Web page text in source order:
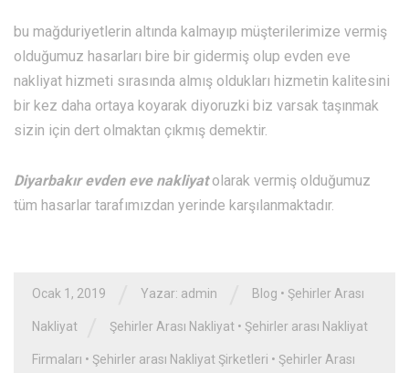
bu mağduriyetlerin altında kalmayıp müşterilerimize vermiş
olduğumuz hasarları bire bir gidermiş olup evden eve
nakliyat hizmeti sırasında almış oldukları hizmetin kalitesini
bir kez daha ortaya koyarak diyoruzki biz varsak taşınmak
sizin için dert olmaktan çıkmış demektir.
Diyarbakır evden eve nakliyat olarak vermiş olduğumuz
tüm hasarlar tarafımızdan yerinde karşılanmaktadır.
Ocak 1, 2019 Yazar: admin Blog • Şehirler Arası
Nakliyat Şehirler Arası Nakliyat • Şehirler arası Nakliyat
Firmaları • Şehirler arası Nakliyat Şirketleri • Şehirler Arası